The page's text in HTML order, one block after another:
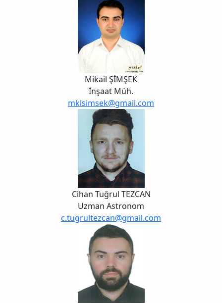
Mikail ŞİMŞEK
İnşaat Müh.
mklsimsek@gmail.com
Cihan Tuğrul TEZCAN
Uzman Astronom
c.tugrultezcan@gmail.com